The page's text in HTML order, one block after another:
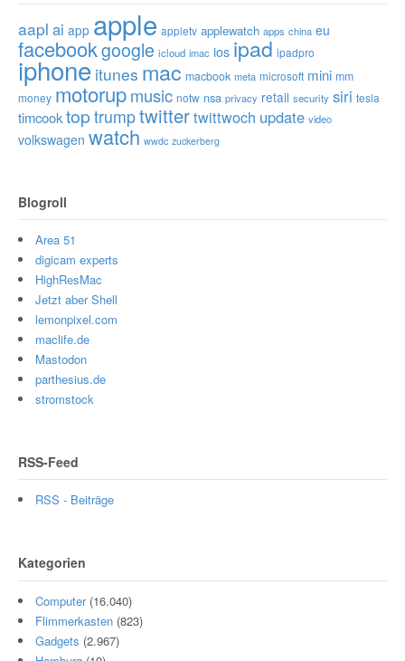
aapl ai app apple appletv applewatch apps china eu
facebookgoogle icloud imac ios ipad ipadpro
iphone itunes mac macbook meta microsoft mini mm
money motorupmusic notw nsa privacy retail security siri tesla
timcooktop trumptwittertwittwoch update video
volkswagen watch wwdc zuckerberg
Blogroll
Area 51
digicam experts
HighResMac
Jetzt aber Shell
lemonpixel.com
maclife.de
Mastodon
parthesius.de
stromstock
RSS-Feed
RSS - Beiträge
Kategorien
Computer(16.040)
Flimmerkasten (823)
Gadgets (2.967)